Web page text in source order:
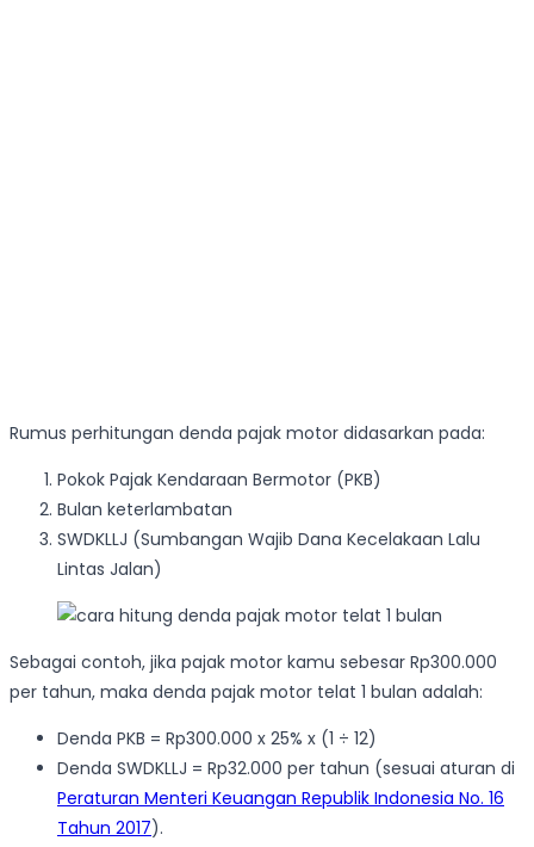
Rumus perhitungan denda pajak motor didasarkan pada:
Pokok Pajak Kendaraan Bermotor (PKB)
Bulan keterlambatan
SWDKLLJ (Sumbangan Wajib Dana Kecelakaan Lalu
Lintas Jalan)
Sebagai contoh, jika pajak motor kamu sebesar Rp300.000
per tahun, maka denda pajak motor telat 1 bulan adalah:
Denda PKB = Rp300.000 x 25% x (1 ÷ 12)
Denda SWDKLLJ = Rp32.000 per tahun (sesuai aturan di
Peraturan Menteri Keuangan Republik Indonesia No. 16
Tahun 2017).